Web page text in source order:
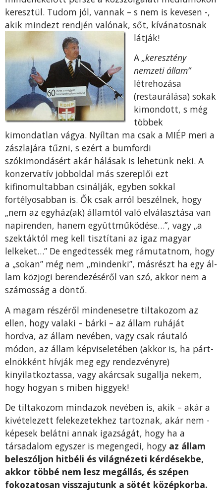
keresztül. Tudom jól, vannak – s nem is kevesen -,
akik mindezt rendjén valónak, sőt, kívánatosnak
látják!
A „keresztény
nemzeti állam”
létreho­zása
(restaurálása) sokak
kimon­dott, s még
többek
kimondatlan vágya. Nyíltan ma csak a MIÉP meri a
zászlajára tűzni, s ezért a bumfordi
szókimondásért akár hálásak is lehetünk neki. A
kon­zervatív jobboldal más szereplői ezt
kifinomultabban csinálják, egyben sokkal
fortélyosabban is. Ők csak arról beszélnek, hogy
„nem az egyház(ak) államtól való elválasztása van
napiren­den, hanem együttműködése…”, vagy „a
szektáktól meg kell tisztítani az igaz magyar
lelkeket…” De engedtessék meg rámutat­nom, hogy
a „sokan” még nem „mindenki”, másrészt ha egy ál­
lam közjogi berendezéséről van szó, akkor nem a
számosság a döntő.
A magam részéről minden­esetre tiltakozom az
ellen, hogy valaki – bárki – az állam ruháját
hordva, az állam nevében, vagy csak ráutaló
módon, az állam képviseletében (akkor is, ha párt­
elnökként hívják meg egy ren­dezvényre)
kinyilatkoztassa, vagy akárcsak sugallja nekem,
hogy hogyan s miben higgyek!
De tiltakozom mindazok nevében is, akik – akár a
kivételezett feleke­zetekhez tartoznak, akár nem -
képesek belátni annak igazságát, hogy ha a
társadalom egyszer is megengedi, hogy az állam
bele­szóljon hitbéli és világnézeti kér­désekbe,
akkor többé nem lesz megállás, és szépen
fokozatosan visszajutunk a sötét középkorba.